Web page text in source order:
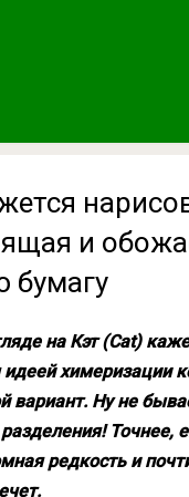
и
бумагу
на Кэт (Cat)
идеей химеризации
вариант. Ну не
разделения! Точнее,
редкость и